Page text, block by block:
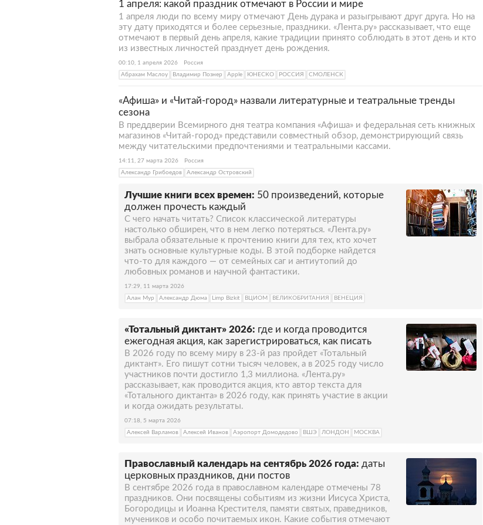
1 апреля: какой праздник отмечают в России и мире
1 апреля люди по всему миру отмечают День дурака и разыгрывают друг друга. Но на
эту дату приходятся и более серьезные, праздники. «Лента.ру» рассказывает, что еще
отмечают в первый день апреля, какие традиции принято соблюдать в этот день и кто
из известных личностей празднует день рождения.
00:10, 1 апреля 2026
Россия
Абрахам Маслоу
Владимир Познер Apple ЮНЕСКО РОССИЯ СМОЛЕНСК
«Афиша» и «Читай-город» назвали литературные и театральные тренды
сезона
В преддверии Всемирного дня театра компания «Афиша» и федеральная сеть книжных
магазинов «Читай-город» представили совместный обзор, демонстрирующий связь
между читательскими предпочтениями и театральными кассами.
14:11, 27 марта 2026
Россия
Александр Грибоедов
Александр Островский
Лучшие книги всех времен: 50 произведений, которые
должен прочесть каждый
С чего начать читать? Список классической литературы
настолько обширен, что в нем легко потеряться. «Лента.ру»
выбрала обязательные к прочтению книги для тех, кто хочет
знать основные культурные коды. В этой подборке найдется
что-то для каждого — от семейных саг и антиутопий до
любовных романов и научной фантастики.
17:29, 11 марта 2026
Алан Мур
Александр Дюма Limp Bizkit ВЦИОМ ВЕЛИКОБРИТАНИЯ ВЕНЕЦИЯ
«Тотальный диктант» 2026: где и когда проводится
ежегодная акция, как зарегистрироваться, как писать
В 2026 году по всему миру в 23-й раз пройдет «Тотальный
диктант». Его пишут сотни тысяч человек, а в 2025 году число
участников почти достигло 1,3 миллиона. «Лента.ру»
рассказывает, как проводится акция, кто автор текста для
«Тотального диктанта» в 2026 году, как принять участие в акции
и когда ожидать результаты.
07:18, 5 марта 2026
Алексей Варламов
Алексей Иванов Аэропорт Домодедово ВШЭ ЛОНДОН МОСКВА
Православный календарь на сентябрь 2026 года: даты
церковных праздников, дни постов
В сентябре 2026 года в православном календаре отмечены 78
праздников. Они посвящены событиям из жизни Иисуса Христа,
Богородицы и Иоанна Крестителя, памяти святых, праведников,
мучеников и особо почитаемых икон. Какие события отмечают